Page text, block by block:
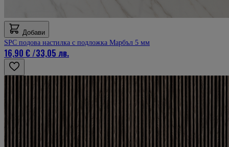
Добави
SPC подова настилка с подложка Марбъл 5 мм
16,90 €/33,05 лв.